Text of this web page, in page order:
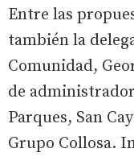
Entre las
también la
Comunidad,
de
Parques, San
Grupo Collosa.